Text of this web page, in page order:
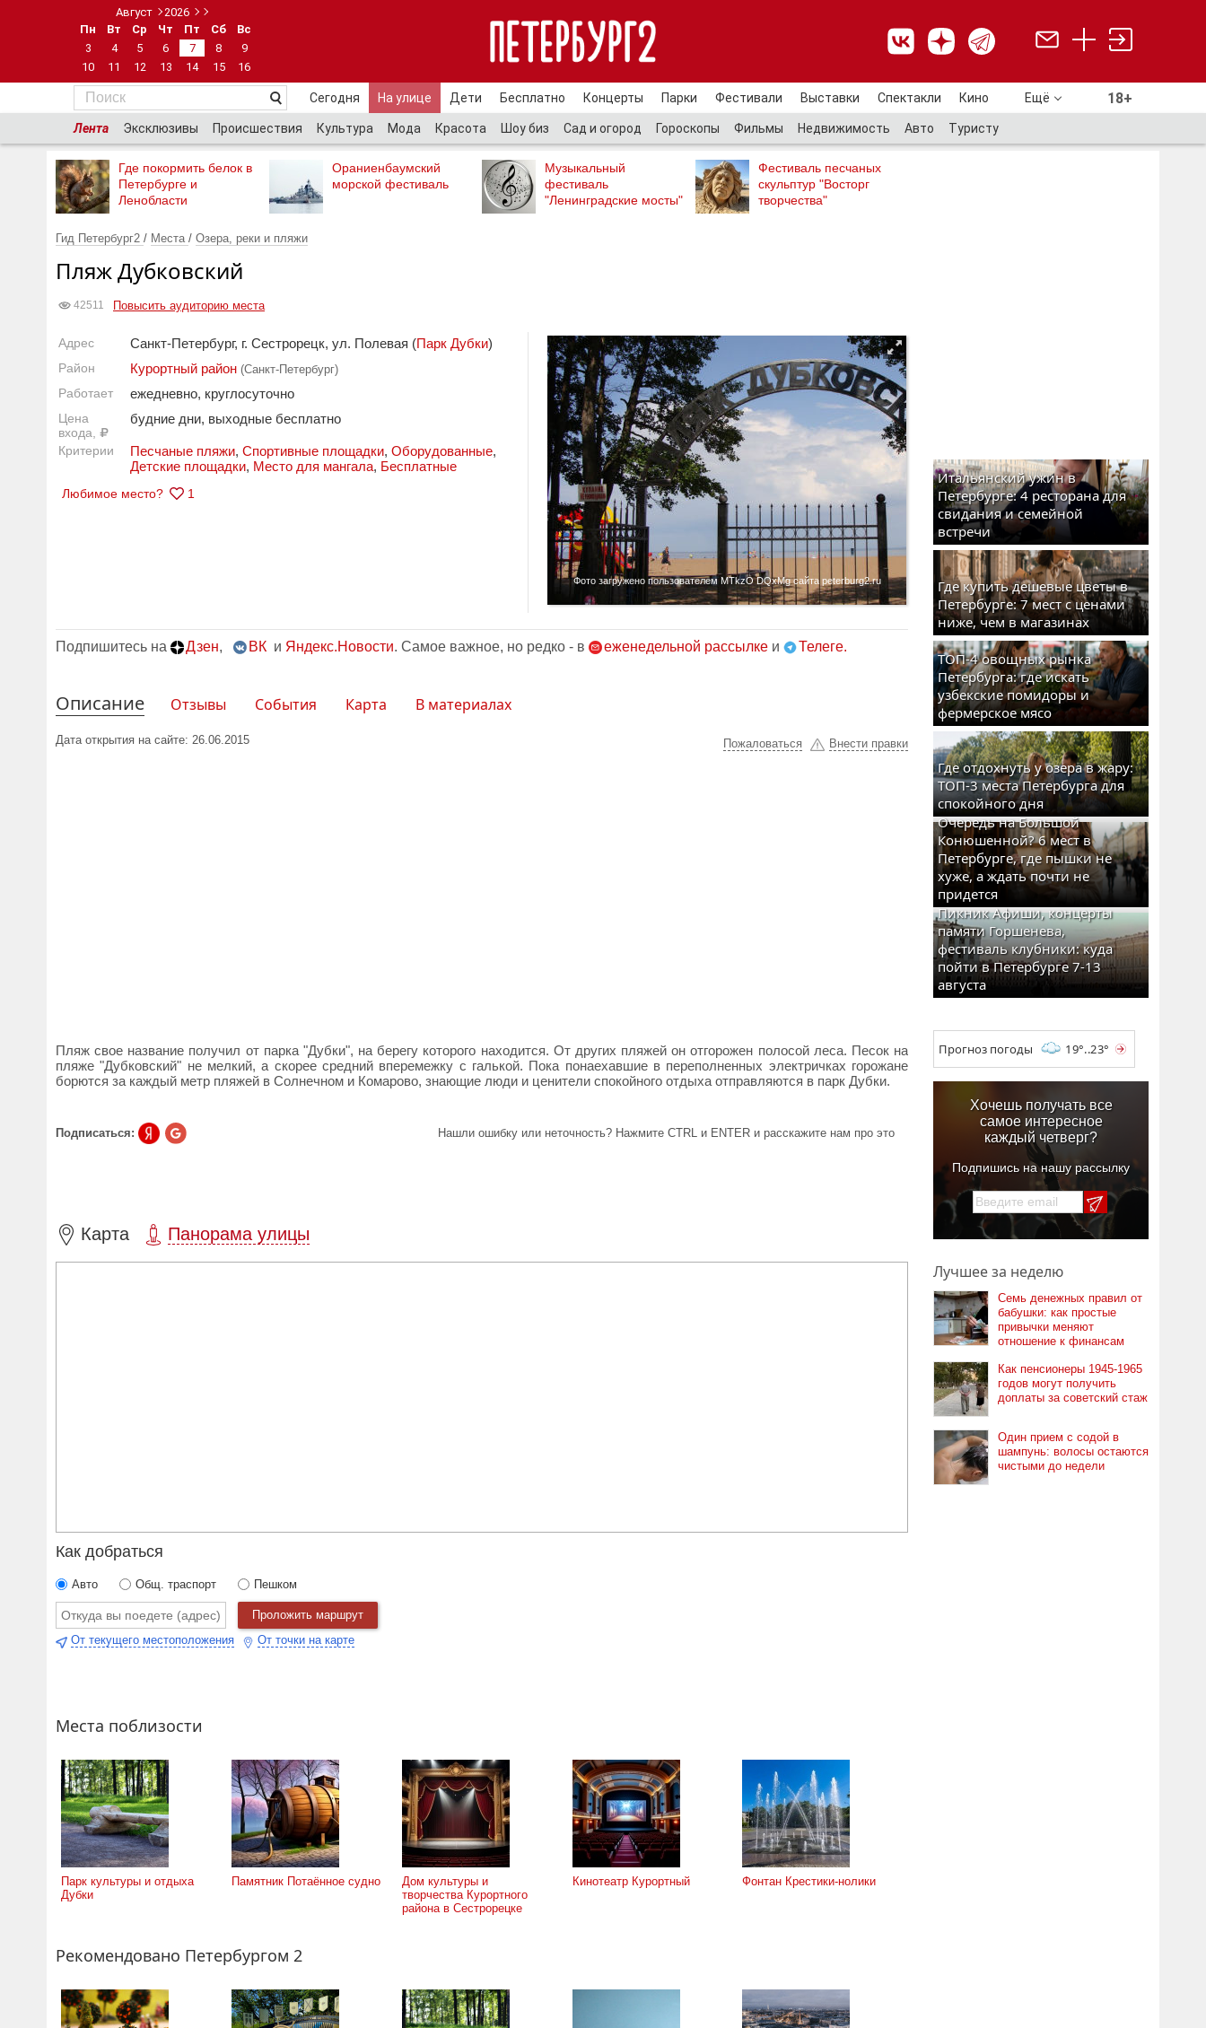
Август
2026
Пн
Вт Ср Чт Пт Сб
Вс
3
4 5 6 7 8
9
10
11 12 13 14 15 16
Сегодня На улице Дети Бесплатно Концерты Парки Фестивали Выставки Спектакли Кино Ещё 18+
Лента Эксклюзивы Происшествия Культура Мода Красота Шоу биз Сад и огород Гороскопы Фильмы Недвижимость Авто Туристу
Где покормить белок в
Петербурге и
Ленобласти
Ораниенбаумский
морской фестиваль
Музыкальный
фестиваль
"Ленинградские мосты"
Фестиваль песчаных
скульптур "Восторг
творчества"
Гид Петербург2 / Места / Озера, реки и пляжи
Пляж Дубковский
42511 Повысить аудиторию места
Адрес Санкт-Петербург, г. Сестрорецк, ул. Полевая (Парк Дубки)
Район Курортный район (Санкт-Петербург)
Работает ежедневно, круглосуточно
Цена
входа,
будние дни, выходные бесплатно
Критерии Песчаные пляжи, Спортивные площадки, Оборудованные,
Детские площадки, Место для мангала, Бесплатные
Любимое место? 1
Фото загружено пользователем MTkzO DQxMg сайта peterburg2.ru
Подпишитесь на Дзен, ВК и Яндекс.Новости. Самое важное, но редко - в еженедельной рассылке и Телеге.
Описание Отзывы События Карта В материалах
Дата открытия на сайте: 26.06.2015 Пожаловаться Внести правки
Пляж свое название получил от парка "Дубки", на берегу которого находится. От других пляжей он отгорожен полосой леса. Песок на
пляже "Дубковский" не мелкий, а скорее средний вперемежку с галькой. Пока понаехавшие в переполненных электричках горожане
борются за каждый метр пляжей в Солнечном и Комарово, знающие люди и ценители спокойного отдыха отправляются в парк Дубки.
Подписаться: Нашли ошибку или неточность? Нажмите CTRL и ENTER и расскажите нам про это
Карта Панорама улицы
Как добраться
Авто Общ. траспорт Пешком
Проложить маршрут
От текущего местоположения
От точки на карте
Места поблизости
Парк культуры и отдыха
Дубки
Памятник Потаённое судно
Дом культуры и
творчества Курортного
района в Сестрорецке
Кинотеатр Курортный Фонтан Крестики-нолики
Рекомендовано Петербургом 2
Итальянский ужин в
Петербурге: 4 ресторана для
свидания и семейной
встречи
Где купить дешевые цветы в
Петербурге: 7 мест с ценами
ниже, чем в магазинах
ТОП-4 овощных рынка
Петербурга: где искать
узбекские помидоры и
фермерское мясо
Где отдохнуть у озера в жару:
ТОП-3 места Петербурга для
спокойного дня
Очередь на Большой
Конюшенной? 6 мест в
Петербурге, где пышки не
хуже, а ждать почти не
придется
Пикник Афиши, концерты
памяти Горшенева,
фестиваль клубники: куда
пойти в Петербурге 7-13
августа
Прогноз погоды 19°..23°
Хочешь получать все
самое интересное
каждый четверг?
Подпишись на нашу рассылку
Лучшее за неделю
Семь денежных правил от
бабушки: как простые
привычки меняют
отношение к финансам
Как пенсионеры 1945-1965
годов могут получить
доплаты за советский стаж
Один прием с содой в
шампунь: волосы остаются
чистыми до недели